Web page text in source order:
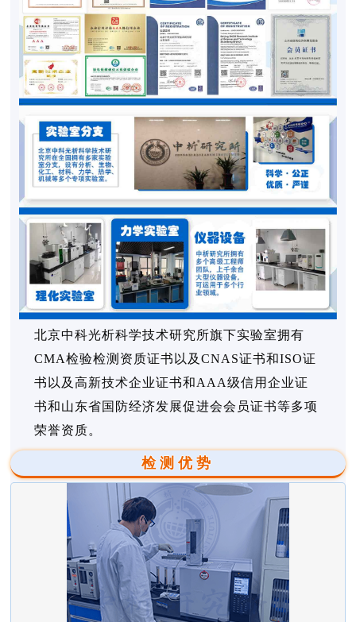
北京中科光析科学技术研究所旗下实验室拥有
CMA检验检测资质证书以及CNAS证书和ISO证
书以及高新技术企业证书和AAA级信用企业证
书和山东省国防经济发展促进会会员证书等多项
荣誉资质。
检测优势